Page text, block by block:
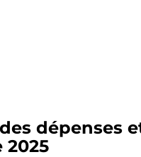
dépenses
2025